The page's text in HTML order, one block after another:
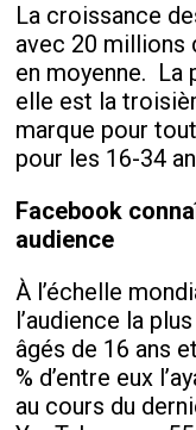
La croissance
avec 20 millions
en moyenne. La
elle est la
marque pour
pour les 16-34
Facebook
audience
À l’échelle
l’audience la
âgés de 16 ans
% d’entre eux
au cours du